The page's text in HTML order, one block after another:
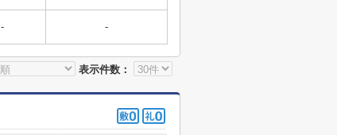
- -
表示件数：